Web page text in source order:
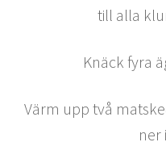
till alla
Knäck fyra
Värm upp två
ner